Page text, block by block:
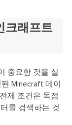
크래프트
중요한 것을 실
Minecraft 데이
제 조건은 독점
를 검색하는 것